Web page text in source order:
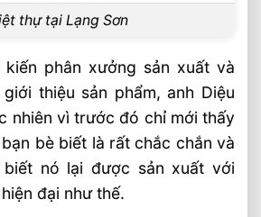
Đình, Hà Nội
Gỗ Lim, Gõ Đỏ
Cầu Thang Gỗ Lim Nam Phi
Hà Đông
Nội Thất Gõ Đỏ Pachyloba
Hải Phòng
thự tại Lạng Sơn
kiến phân xưởng sản xuất và
thiệu sản phẩm, anh Diệu
nhiên vì trước đó chỉ mới thấy
bè biết là rất chắc chắn và
nó lại được sản xuất với
đại như thế.